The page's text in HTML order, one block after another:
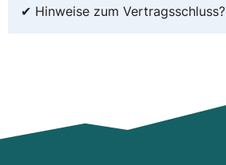
✔ Hinweise zum Vertragsschluss?